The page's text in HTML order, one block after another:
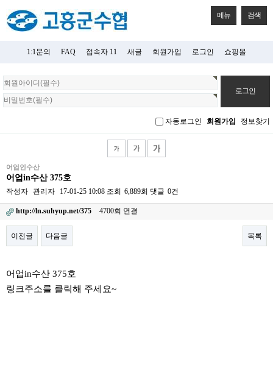
메뉴 검색
1:1문의 FAQ 접속자 11 새글 회원가입 로그인 쇼핑몰
회
원
로
자동로그인 회원가입 정보찾기
어업인수산
어업in수산 375호
작성자 관리자 17-01-25 10:08 조회 6,889회 댓글 0건
http://ln.suhyup.net/375 4700회 연결
이전글 다음글 목록
어업in수산 375호
링크주소를 클릭해 주세요~